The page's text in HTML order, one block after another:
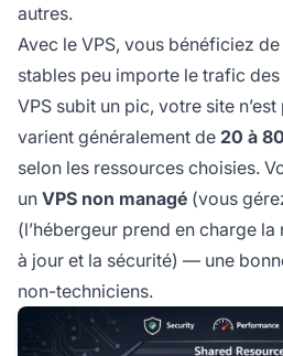
autres.
Avec le VPS, vous bénéficiez de
stables peu importe le trafic
VPS subit un pic, votre site
varient généralement de 20 à
selon les ressources choisies.
un VPS non managé (vous
(l’hébergeur prend en charge
à jour et la sécurité) — une
non-techniciens.